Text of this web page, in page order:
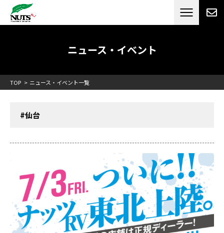
日本最大級のキャンピングカーメーカー
RV[テレビCM放送]
ニュース・イベント
TOP ニュース・イベント一覧
#仙台